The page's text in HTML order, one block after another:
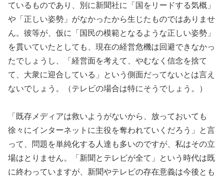
ているものであり、別に新聞社に「国をリードする気概」
や「正しい姿勢」がなかったから生じたものではありませ
ん。彼等が、仮に「国民の模範となるような正しい姿勢」
を貫いていたとしても、現在の経営危機は回避できなかっ
たでしょうし、「経営面を考えて、やむなく信念を捨て
て、大衆に迎合している」という側面だってないとは言え
ないでしょう。（テレビの場合は特にそうでしょう。）
「既存メディアは救いようがないから、放っておいても
徐々にインターネットに主役を奪われていくだろう」と言
って、問題を単純化する人達も多いのですが、私はその立
場はとりません。「新聞とテレビが全て」という時代は既
に終わっていますが、新聞やテレビの存在意義は今後とも